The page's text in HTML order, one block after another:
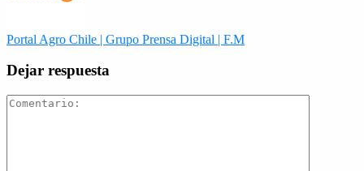
Portal Agro Chile | Grupo Prensa Digital | F.M
Dejar respuesta